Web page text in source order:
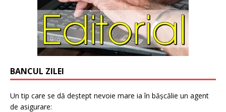
BANCUL ZILEI
Un tip care se dă deștept nevoie mare ia în bășcălie un agent
de asigurare: